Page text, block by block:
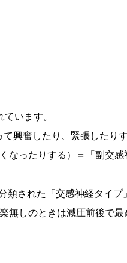
います。
興奮したり、緊張したり
ったりする）＝「副交感
類された「交感神経タイ
無しのときは減圧前後で